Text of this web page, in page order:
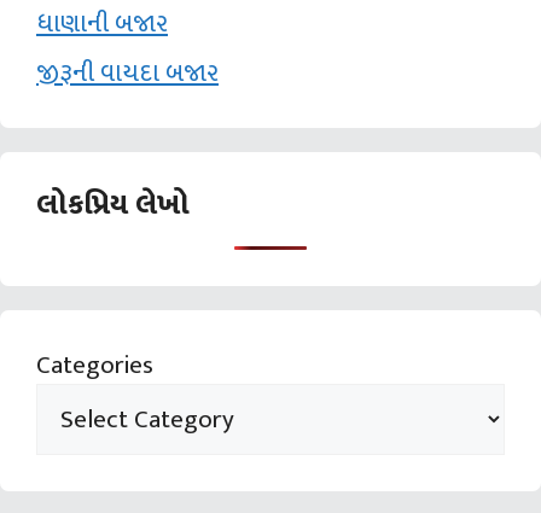
ધાણાની બજાર
જીરૂની વાયદા બજાર
લોકપ્રિય લેખો
Categories